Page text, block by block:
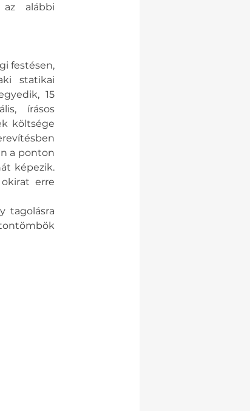
alábbi
festésen,
statikai
15
írásos
költsége
a ponton
képezik.
erre
tagolásra